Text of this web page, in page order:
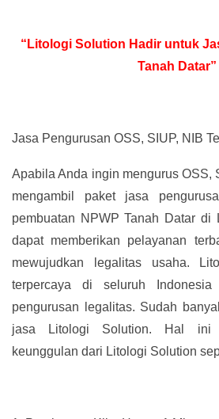
“Litologi Solution Hadir untuk
Tanah Datar”
Jasa Pengurusan OSS, SIUP, NIB
Apabila Anda ingin mengurus OSS,
mengambil paket jasa
pembuatan NPWP Tanah Datar di
dapat memberikan pelayanan
mewujudkan legalitas usaha.
terpercaya di seluruh
pengurusan legalitas. Sudah
jasa Litologi Solution. Hal ini
keunggulan dari Litologi Solution